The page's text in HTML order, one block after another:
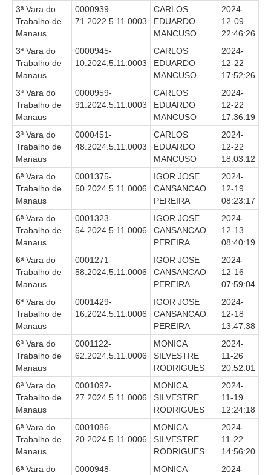
Comitê de Combate ao Trabalho Infantil e de Estímulo à
Aprendizagem
Comitê de Incentivo à Participação Institucional Feminina
no âmbito do TRT-11
Comitê de Prevenção e Enfrentamento do Assédio
Moral, do Assédio Sexual e da Discriminação
Comissão Permanente de Gestão Socioambiental
Comitê Gestor do Plano de Contratações e Aquisições
no Âmbito do TRT11
Grupo Operacional do Centro de Inteligência
Comitê de Equidade de Raça, Gênero e Diversidade
Comitê PopRuaJud
Comissão de Justiça Itinerante
Comissão Permanente de Avaliação Documental
Governança
Governança de TI
Gestão Estratégica
Governança das Contratações Obras
Rede de Governança Colaborativa
Gestão de Riscos
Laboratório de Inovação
Assessoria de Governança de Gestão de Pessoas
Sites Institucionais
Biblioteca
3ª Vara do
Trabalho de
Manaus
0000939-
71.2022.5.11.0003
CARLOS
EDUARDO
MANCUSO
2024-
12-09
22:46:26
3ª Vara do
Trabalho de
Manaus
0000945-
10.2024.5.11.0003
CARLOS
EDUARDO
MANCUSO
2024-
12-22
17:52:26
3ª Vara do
Trabalho de
Manaus
0000959-
91.2024.5.11.0003
CARLOS
EDUARDO
MANCUSO
2024-
12-22
17:36:19
3ª Vara do
Trabalho de
Manaus
0000451-
48.2024.5.11.0003
CARLOS
EDUARDO
MANCUSO
2024-
12-22
18:03:12
6ª Vara do
Trabalho de
Manaus
0001375-
50.2024.5.11.0006
IGOR JOSE
CANSANCAO
PEREIRA
2024-
12-19
08:23:17
6ª Vara do
Trabalho de
Manaus
0001323-
54.2024.5.11.0006
IGOR JOSE
CANSANCAO
PEREIRA
2024-
12-13
08:40:19
6ª Vara do
Trabalho de
Manaus
0001271-
58.2024.5.11.0006
IGOR JOSE
CANSANCAO
PEREIRA
2024-
12-16
07:59:04
6ª Vara do
Trabalho de
Manaus
0001429-
16.2024.5.11.0006
IGOR JOSE
CANSANCAO
PEREIRA
2024-
12-18
13:47:38
6ª Vara do
Trabalho de
Manaus
0001122-
62.2024.5.11.0006
MONICA
SILVESTRE
RODRIGUES
2024-
11-26
20:52:01
6ª Vara do
Trabalho de
Manaus
0001092-
27.2024.5.11.0006
MONICA
SILVESTRE
RODRIGUES
2024-
11-19
12:24:18
6ª Vara do
Trabalho de
Manaus
0001086-
20.2024.5.11.0006
MONICA
SILVESTRE
RODRIGUES
2024-
11-22
14:56:20
6ª Vara do
0000948-
MONICA
2024-